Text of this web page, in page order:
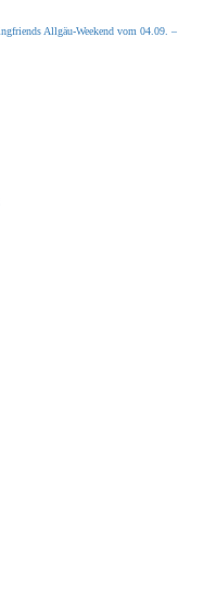
Allgäu-Weekend vom 04.09. –